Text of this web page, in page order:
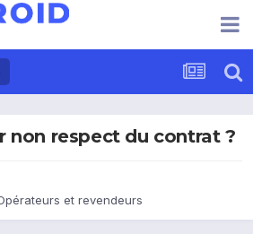
non respect du contrat ?
et revendeurs